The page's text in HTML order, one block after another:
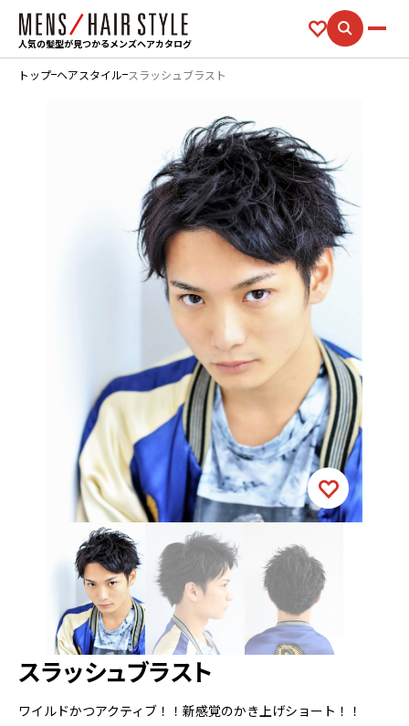
人気の髪型が見つかるメンズヘアカタログ
トップ ヘアスタイル スラッシュブラスト
スラッシュブラスト
ワイルドかつアクティブ！！新感覚のかき上げショート！！